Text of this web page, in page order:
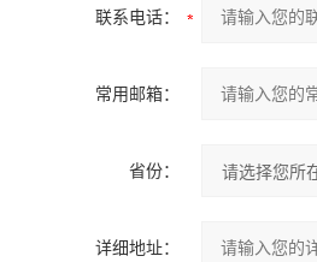
联系电话：
常用邮箱：
省份：
详细地址：